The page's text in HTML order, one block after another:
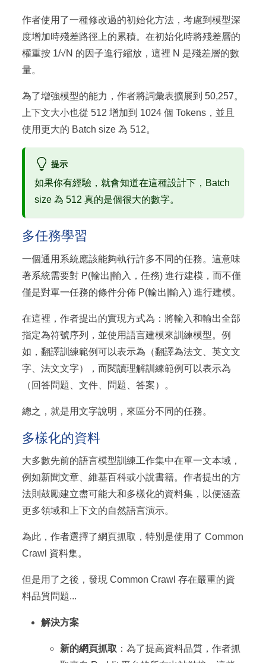
作者使用了一種修改過的初始化方法，考慮到模型深
度增加時殘差路徑上的累積。在初始化時將殘差層的
權重按 1/√N 的因子進行縮放，這裡 N 是殘差層的數
量。
為了增強模型的能力，作者將詞彙表擴展到 50,257。
上下文大小也從 512 增加到 1024 個 Tokens，並且
使用更大的 Batch size 為 512。
提示
如果你有經驗，就會知道在這種設計下，Batch
size 為 512 真的是個很大的數字。
多任務學習
一個通用系統應該能夠執行許多不同的任務。這意味
著系統需要對 P(輸出|輸入，任務) 進行建模，而不僅
僅是對單一任務的條件分佈 P(輸出|輸入) 進行建模。
在這裡，作者提出的實現方式為：將輸入和輸出全部
指定為符號序列，並使用語言建模來訓練模型。例
如，翻譯訓練範例可以表示為（翻譯為法文、英文文
字、法文文字），而閱讀理解訓練範例可以表示為
（回答問題、文件、問題、答案）。
總之，就是用文字說明，來區分不同的任務。
多樣化的資料
大多數先前的語言模型訓練工作集中在單一文本域，
例如新聞文章、維基百科或小說書籍。作者提出的方
法則鼓勵建立盡可能大和多樣化的資料集，以便涵蓋
更多領域和上下文的自然語言演示。
為此，作者選擇了網頁抓取，特別是使用了 Common
Crawl 資料集。
但是用了之後，發現 Common Crawl 存在嚴重的資
料品質問題...
解決方案
新的網頁抓取 ：為了提高資料品質，作者抓